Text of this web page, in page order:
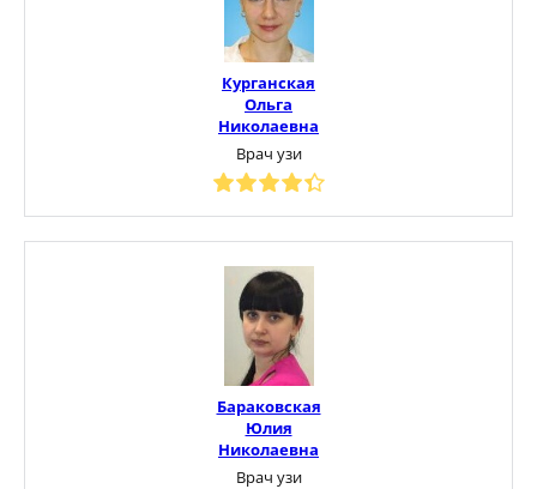
Курганская
Ольга
Николаевна
Врач узи
Бараковская
Юлия
Николаевна
Врач узи